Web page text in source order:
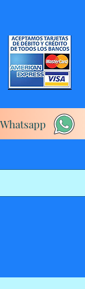
Whatsapp